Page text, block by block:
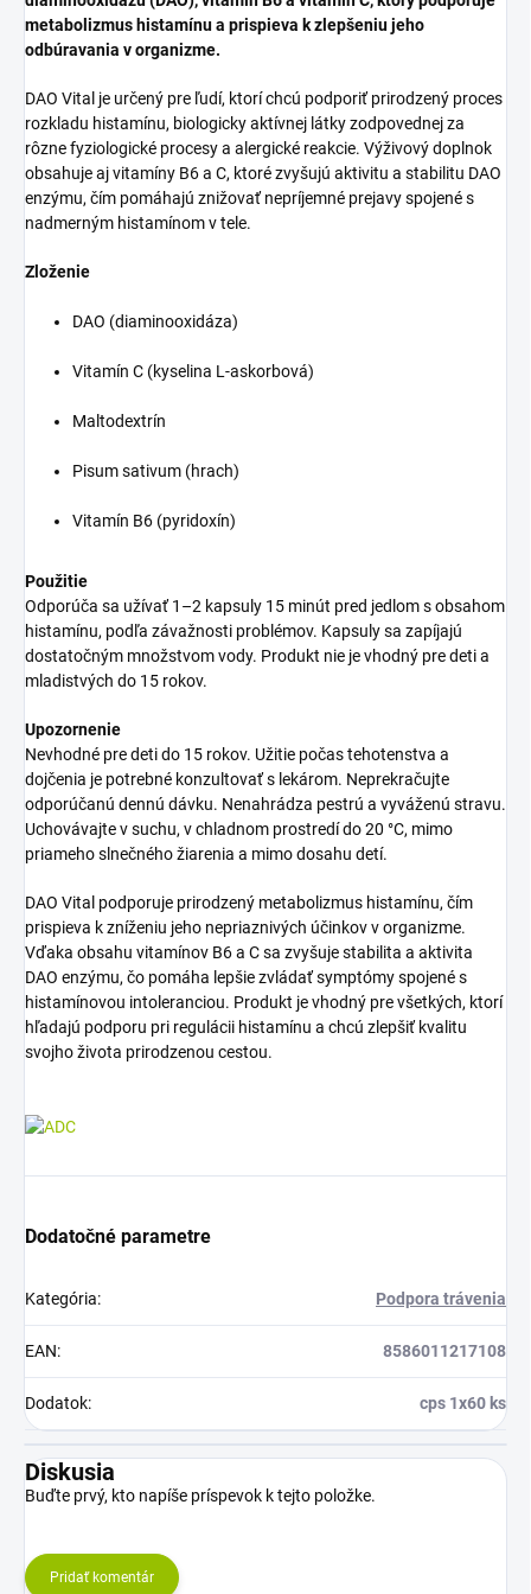
metabolizmus histamínu a prispieva k zlepšeniu jeho
odbúravania v organizme.
DAO Vital je určený pre ľudí, ktorí chcú podporiť prirodzený proces
rozkladu histamínu, biologicky aktívnej látky zodpovednej za
rôzne fyziologické procesy a alergické reakcie. Výživový doplnok
obsahuje aj vitamíny B6 a C, ktoré zvyšujú aktivitu a stabilitu DAO
enzýmu, čím pomáhajú znižovať nepríjemné prejavy spojené s
nadmerným histamínom v tele.
Zloženie
DAO (diaminooxidáza)
Vitamín C (kyselina L-askorbová)
Maltodextrín
Pisum sativum (hrach)
Vitamín B6 (pyridoxín)
Použitie
Odporúča sa užívať 1–2 kapsuly 15 minút pred jedlom s obsahom
histamínu, podľa závažnosti problémov. Kapsuly sa zapíjajú
dostatočným množstvom vody. Produkt nie je vhodný pre deti a
mladistvých do 15 rokov.
Upozornenie
Nevhodné pre deti do 15 rokov. Užitie počas tehotenstva a
dojčenia je potrebné konzultovať s lekárom. Neprekračujte
odporúčanú dennú dávku. Nenahrádza pestrú a vyváženú stravu.
Uchovávajte v suchu, v chladnom prostredí do 20 °C, mimo
priameho slnečného žiarenia a mimo dosahu detí.
DAO Vital podporuje prirodzený metabolizmus histamínu, čím
prispieva k zníženiu jeho nepriaznivých účinkov v organizme.
Vďaka obsahu vitamínov B6 a C sa zvyšuje stabilita a aktivita
DAO enzýmu, čo pomáha lepšie zvládať symptómy spojené s
histamínovou intoleranciou. Produkt je vhodný pre všetkých, ktorí
hľadajú podporu pri regulácii histamínu a chcú zlepšiť kvalitu
svojho života prirodzenou cestou.
Dodatočné parametre
Kategória: Podpora trávenia
EAN: 8586011217108
Dodatok: cps 1x60 ks
Diskusia
Buďte prvý, kto napíše príspevok k tejto položke.
Pridať komentár